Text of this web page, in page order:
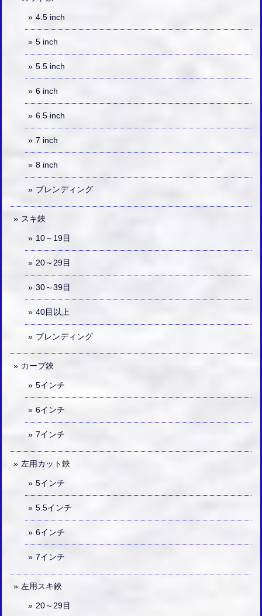
4.5 inch
5 inch
5.5 inch
6 inch
6.5 inch
7 inch
8 inch
ブレンディング
スキ鋏
10～19目
20～29目
30～39目
40目以上
ブレンディング
カーブ鋏
5インチ
6インチ
7インチ
左用カット鋏
5インチ
5.5インチ
6インチ
7インチ
左用スキ鋏
20～29目